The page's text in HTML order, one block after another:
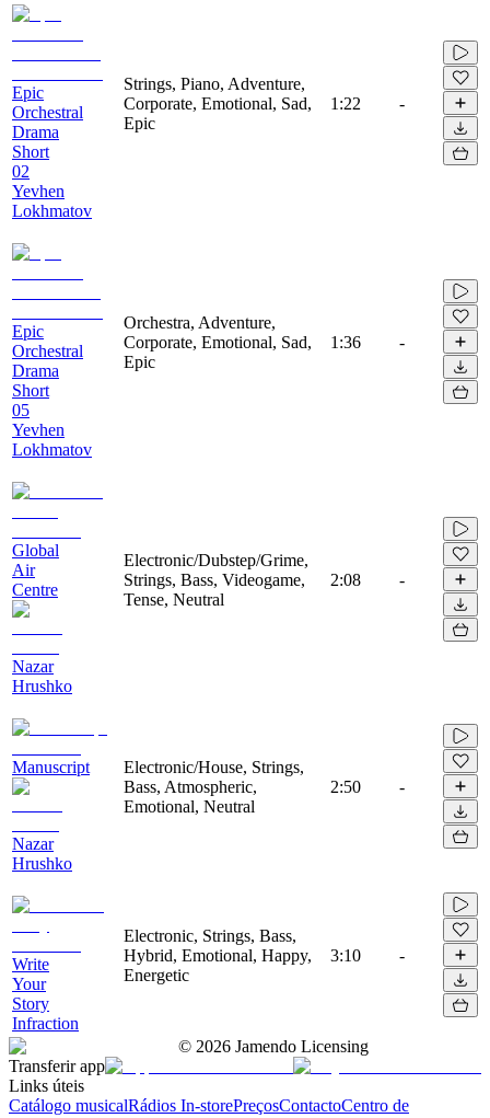
Epic
Orchestral
Drama
Short
02
Yevhen
Lokhmatov
Strings, Piano, Adventure,
Corporate, Emotional, Sad,
Epic
1:22 -
Epic
Orchestral
Drama
Short
05
Yevhen
Lokhmatov
Orchestra, Adventure,
Corporate, Emotional, Sad,
Epic
1:36 -
Global
Air
Centre
Nazar
Hrushko
Electronic/Dubstep/Grime,
Strings, Bass, Videogame,
Tense, Neutral
2:08 -
Manuscript
Nazar
Hrushko
Electronic/House, Strings,
Bass, Atmospheric,
Emotional, Neutral
2:50 -
Write
Your
Story
Infraction
Electronic, Strings, Bass,
Hybrid, Emotional, Happy,
Energetic
3:10 -
© 2026 Jamendo Licensing
Transferir app
Links úteis
Catálogo musicalRádios In-storePreçosContactoCentro de